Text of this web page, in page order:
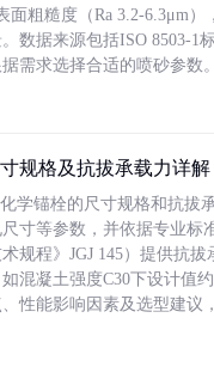
面粗糙度（Ra 3.2-6.3μm）
数据来源包括ISO 8503-1
需求选择合适的喷砂参数。
规格及抗拔承载力详解
学锚栓的尺寸规格和抗拔
寸等参数，并依据专业标
规程》JGJ 145）提供抗拔
混凝土强度C30下设计值约
性能影响因素及选型建议